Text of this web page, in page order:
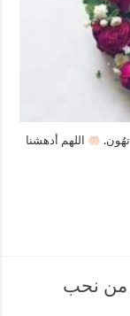
اللهم أدهشنا
من نحب